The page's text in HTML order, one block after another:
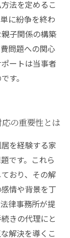
法を定めるこ
に紛争を終わ
子関係の構築
問題への関心
ートは当事者
す。
の重要性とは
を経験する家
です。これら
おり、その解
情や背景を丁
律事務所が提
きの代理にと
解決を導くこ